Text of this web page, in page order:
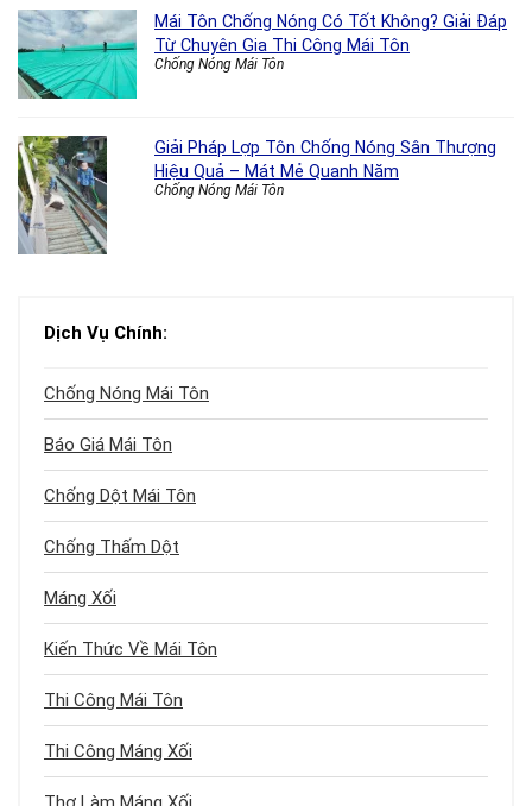
Mái Tôn Chống Nóng Có Tốt Không? Giải Đáp
Từ Chuyên Gia Thi Công Mái Tôn
Chống Nóng Mái Tôn
Giải Pháp Lợp Tôn Chống Nóng Sân Thượng
Hiệu Quả – Mát Mẻ Quanh Năm
Chống Nóng Mái Tôn
Dịch Vụ Chính:
Chống Nóng Mái Tôn
Báo Giá Mái Tôn
Chống Dột Mái Tôn
Chống Thấm Dột
Máng Xối
Kiến Thức Về Mái Tôn
Thi Công Mái Tôn
Thi Công Máng Xối